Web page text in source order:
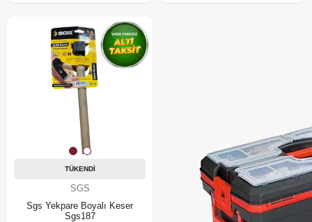
TÜKENDI
SGS
Sgs Yekpare Boyalı Keser
Sgs187